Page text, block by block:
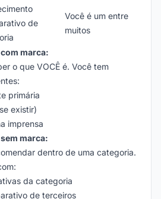
de
Você é um entre
muitos
marca:
o que VOCÊ é. Você tem
primária
existir)
imprensa
marca:
dentro de uma categoria.
da categoria
de terceiros